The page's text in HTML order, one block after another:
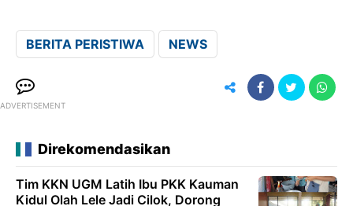
BERITA PERISTIWA NEWS
ADVERTISEMENT
Direkomendasikan
Tim KKN UGM Latih Ibu PKK Kauman
Kidul Olah Lele Jadi Cilok, Dorong